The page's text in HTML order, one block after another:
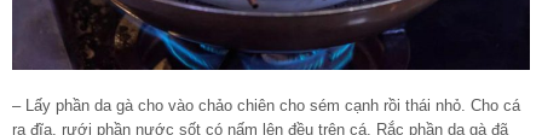
– Lấy phần da gà cho vào chảo chiên cho sém cạnh rồi thái nhỏ. Cho cá
ra đĩa, rưới phần nước sốt có nấm lên đều trên cá. Rắc phần da gà đã